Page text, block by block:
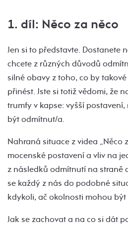
1. díl: Něco za něco
Jen si to představte. Dostanete
chcete z různých důvodů
silné obavy z toho, co by
přinést. Jste si totiž vědomi, že
trumfy v kapse: vyšší
být odmítnut/a.
Nahraná situace z videa „Něco
mocenské postavení a vliv na
z následků odmítnutí na straně
se každý z nás do podobné
kdykoli, ač okolnosti mohou být
Jak se zachovat a na co si dát